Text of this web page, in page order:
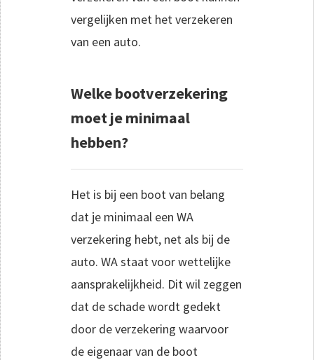
vergelijken met het verzekeren
van een auto.
Welke bootverzekering
moet je minimaal
hebben?
Het is bij een boot van belang
dat je minimaal een WA
verzekering hebt, net als bij de
auto. WA staat voor wettelijke
aansprakelijkheid. Dit wil zeggen
dat de schade wordt gedekt
door de verzekering waarvoor
de eigenaar van de boot